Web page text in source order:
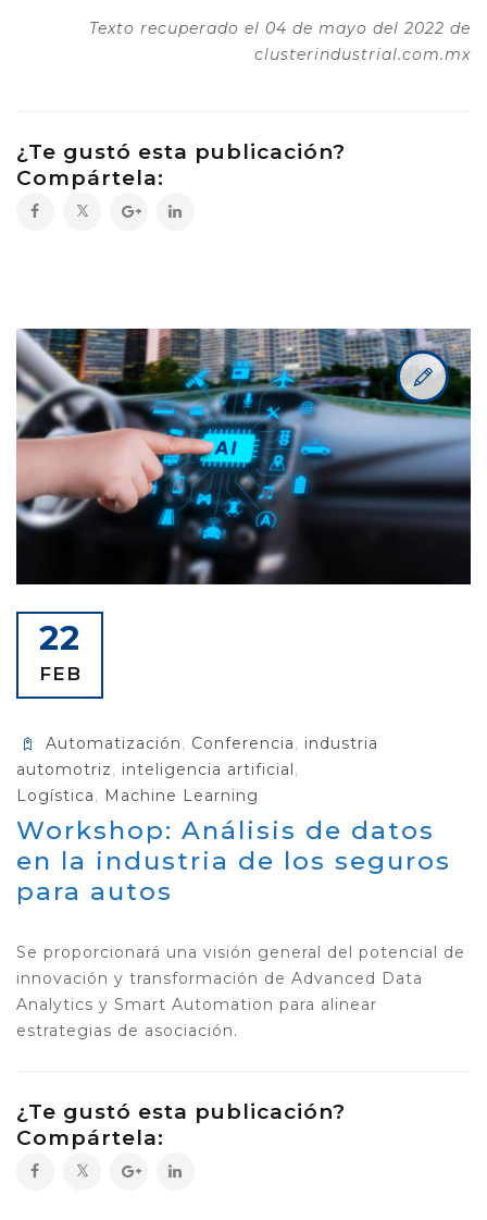
Texto recuperado el 04 de mayo del 2022 de
clusterindustrial.com.mx
¿Te gustó esta publicación?
Compártela:
22
FEB
Automatización, Conferencia, industria
automotriz, inteligencia artificial ,
Logística, Machine Learning
Workshop: Análisis de datos
en la industria de los seguros
para autos
Se proporcionará una visión general del potencial de
innovación y transformación de Advanced Data
Analytics y Smart Automation para alinear
estrategias de asociación.
¿Te gustó esta publicación?
Compártela: